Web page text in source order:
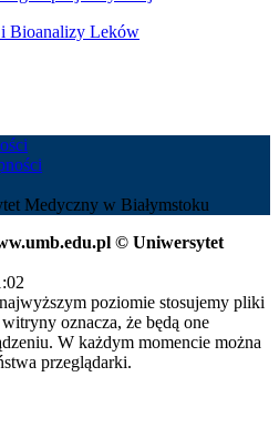
Bioanalizy Leków
Medyczny w Białymstoku
© Uniwersytet
poziomie stosujemy pliki
oznacza, że będą one
W każdym momencie można
przeglądarki.